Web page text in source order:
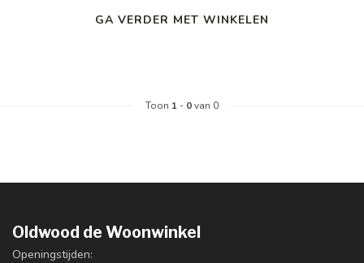
GA VERDER MET WINKELEN
Toon 1 - 0van 0
Oldwood de Woonwinkel
Openingstijden: